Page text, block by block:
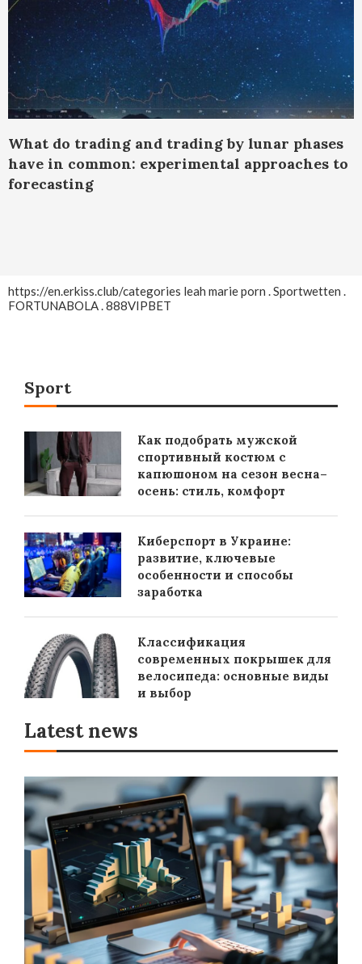
What do trading and trading by lunar phases
have in common: experimental approaches to
forecasting
https://en.erkiss.club/categories leah marie porn .Sportwetten .
FORTUNABOLA.888VIPBET
Sport
Как подобрать мужской
спортивный костюм с
капюшоном на сезон весна–
осень: стиль, комфорт
Киберспорт в Украине:
развитие, ключевые
особенности и способы
заработка
Классификация
современных покрышек для
велосипеда: основные виды
и выбор
Latest news